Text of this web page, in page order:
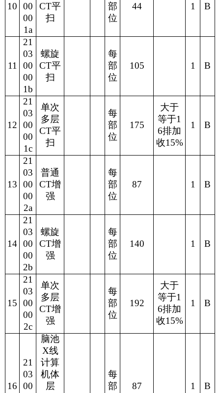
10
00
00
1a
CT平
扫
部
位
44 1 B
11
21
03
00
00
1b
螺旋
CT平
扫
每
部
位
105 1 B
12
21
03
00
00
1c
单次
多层
CT平
扫
每
部
位
175
大于
等于1
6排加
收15%
1 B
13
21
03
00
00
2a
普通
CT增
强
每
部
位
87 1 B
14
21
03
00
00
2b
螺旋
CT增
强
每
部
位
140 1 B
15
21
03
00
00
2c
单次
多层
CT增
强
每
部
位
192
大于
等于1
6排加
收15%
1 B
16
21
03
00
脑池
X线
计算
机体
层
每
部
87 1 B